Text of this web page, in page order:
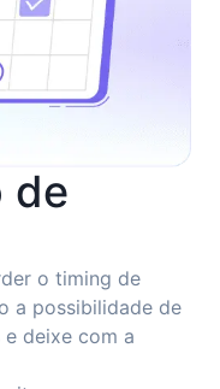
de
o timing de
a possibilidade de
deixe com a